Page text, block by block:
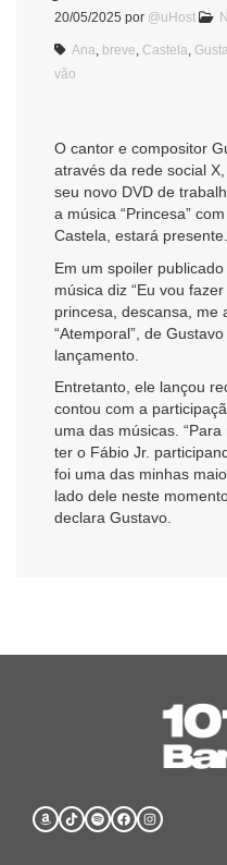
20/05/2025 por @uHost
Ana breve Castela
vão
O cantor e compositor
através da rede social
seu novo DVD de
a música “Princesa”
Castela, estará presente.
Em um spoiler
música diz “Eu vou
princesa, descansa,
“Atemporal”, de
lançamento.
Entretanto, ele lançou
contou com a
uma das músicas.
ter o Fábio Jr.
foi uma das minhas
lado dele neste
declara Gustavo.